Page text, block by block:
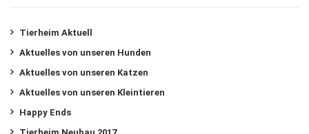
Tierheim Aktuell
Aktuelles von unseren Hunden
Aktuelles von unseren Katzen
Aktuelles von unseren Kleintieren
Happy Ends